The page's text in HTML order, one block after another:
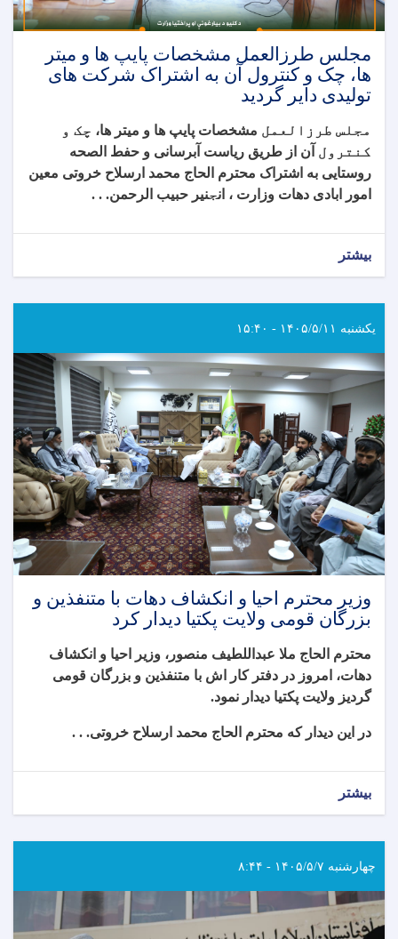
مجلس طرزالعمل مشخصات پایپ ها و میتر
ها، چک و کنترول آن به اشتراک شرکت های
تولیدی دایر گردید
مجلس طرزالعمل مشخصات پایپ ها و میتر ها، چک و
کنترول آن از طریق ریاست آبرسانی و حفط الصحه
روستایی به اشتراک محترم الحاج محمد ارسلاح خروتی معین
امور ابادی دهات وزارت ، انجنیر حبیب الرحمن. . .
بیشتر
یکشنبه ۱۴۰۵/۵/۱۱ - ۱۵:۴۰
وزیر محترم احیا و انکشاف دهات با متنفذین و
بزرگان قومی ولایت پکتیا دیدار کرد
محترم الحاج ملا عبداللطیف منصور، وزیر احیا و انکشاف
دهات، امروز در دفتر کار اش با متنفذین و بزرگان قومی
گردیز ولایت‌ پکتیا دیدار نمود.
در این دیدار که محترم الحاج محمد ارسلاح خروتی. . .
بیشتر
چهارشنبه ۱۴۰۵/۵/۷ - ۸:۴۴